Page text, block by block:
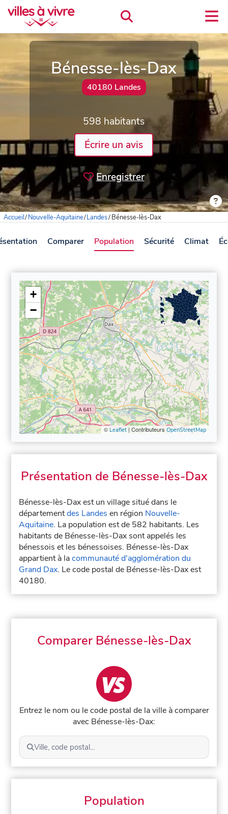
Bénesse-lès-Dax
40180 Landes
598 habitants
Écrire un avis
Enregistrer
Accueil/Nouvelle-Aquitaine/Landes/Bénesse-lès-Dax
Comparer Population Sécurité Climat
+
−
© Leaflet| ContributeursOpenStreetMap
Présentation de Bénesse-lès-Dax
Bénesse-lès-Dax est un village situé dans le
départementdes Landes en région Nouvelle-
Aquitaine. La population est de 582 habitants. Les
habitants de Bénesse-lès-Dax sont appelés les
bénessois et les bénessoises. Bénesse-lès-Dax
appartient à lacommunauté d'agglomération du
Grand Dax. Le code postal de Bénesse-lès-Dax est
40180.
Comparer Bénesse-lès-Dax
Entrez le nom ou le code postal de la ville à comparer
avec Bénesse-lès-Dax:
Ville, code postal...
Population